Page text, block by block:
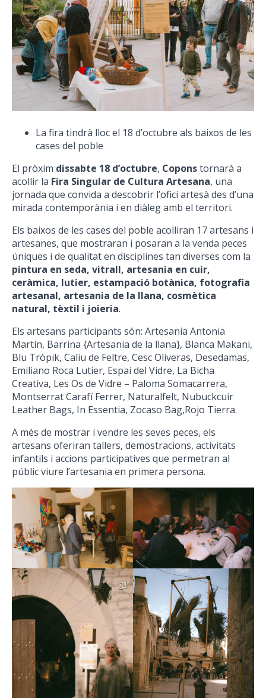
La fira tindrà lloc el 18 d’octubre als baixos de les
cases del poble
El pròxim dissabte 18 d’octubre, Coponstornarà a
acollir la Fira Singular de Cultura Artesana, una
jornada que convida a descobrir l’ofici artesà des d’una
mirada contemporània i en diàleg amb el territori.
Els baixos de les cases del poble acolliran 17 artesans i
artesanes, que mostraran i posaran a la venda peces
úniques i de qualitat en disciplines tan diverses com la
pintura en seda, vitrall, artesania en cuir,
ceràmica, lutier, estampació botànica, fotografia
artesanal, artesania de la llana, cosmètica
natural, tèxtil i joieria.
Els artesans participants són: Artesania Antonia
Martín, Barrina {Artesania de la llana}, Blanca Makani,
Blu Tròpik, Caliu de Feltre, Cesc Oliveras, Desedamas,
Emiliano Roca Lutier, Espai del Vidre, La Bicha
Creativa, Les Os de Vidre – Paloma Somacarrera,
Montserrat Carafí Ferrer, Naturalfelt, Nubuckcuir
Leather Bags, In Essentia, Zocaso Bag,Rojo Tierra.
A més de mostrar i vendre les seves peces, els
artesans oferiran tallers, demostracions, activitats
infantils i accions participatives que permetran al
públic viure l’artesania en primera persona.